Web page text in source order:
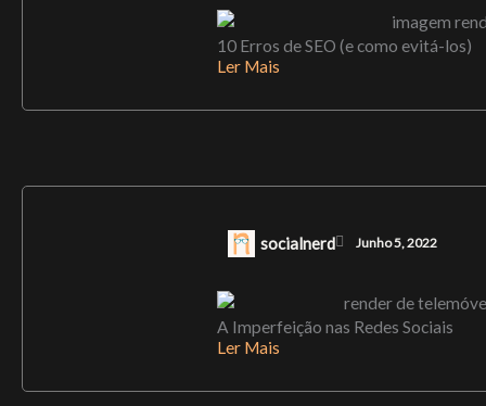
10 Erros de SEO (e como evitá-los)
Ler Mais
socialnerd Junho 5, 2022
A Imperfeição nas Redes Sociais
Ler Mais